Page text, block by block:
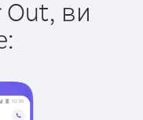
Out, ви